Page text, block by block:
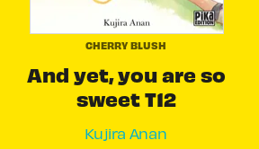
CHERRY BLUSH
And yet, you are so
sweet T12
Kujira Anan